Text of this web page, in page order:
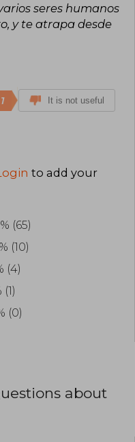
seres humanos
y te atrapa desde
1 It is not useful
to add your
(65)
(10)
(4)
(1)
(0)
about